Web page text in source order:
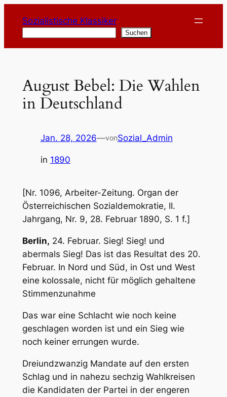
Inhalt
springen
Sozialistische Klassiker
Suchen
August Bebel: Die Wahlen
in Deutschland
Jan. 28, 2026—vonSozial_Admin
in 1890
[Nr. 1096, Arbeiter-Zeitung. Organ der
Österreichischen Sozialdemokratie, II.
Jahrgang, Nr. 9, 28. Februar 1890, S. 1 f.]
Berlin, 24. Februar. Sieg! Sieg! und
abermals Sieg! Das ist das Resultat des 20.
Februar. In Nord und Süd, in Ost und West
eine kolossale, nicht für möglich gehaltene
Stimmenzunahme
Das war eine Schlacht wie noch keine
geschlagen worden ist und ein Sieg wie
noch keiner errungen wurde.
Dreiundzwanzig Mandate auf den ersten
Schlag und in nahezu sechzig Wahlkreisen
die Kandidaten der Partei in der engeren